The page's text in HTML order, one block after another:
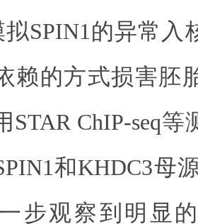
拟SPIN1的异常
赖的方式损害胚
STAR ChIP-seq
和KHDC3母
步观察到明显